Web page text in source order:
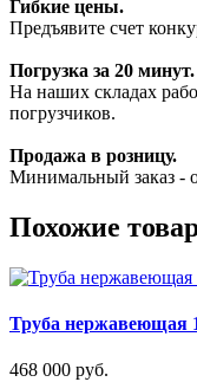
Гибкие цены.
Предъявите счет
Погрузка за 20 минут.
На наших складах
погрузчиков.
Продажа в розницу.
Минимальный заказ -
Похожие
Труба нержавеющая
468 000 руб.